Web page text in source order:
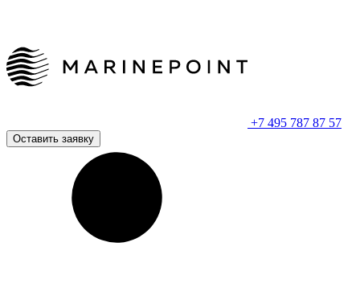
+7 495 787 87 57
Оставить заявку